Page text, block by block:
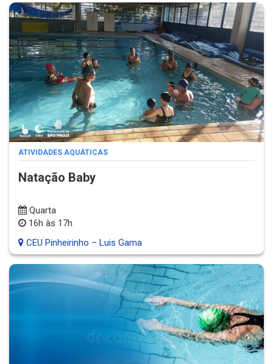
ATIVIDADES AQUÁTICAS
Natação Baby
Quarta
16h às 17h
CEU Pinheirinho – Luis Gama